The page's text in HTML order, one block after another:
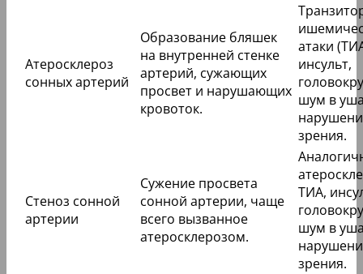
Атеросклероз
сонных артерий
Образование бляшек
на внутренней стенке
артерий, сужающих
просвет и нарушающих
кровоток.
атаки
инсульт,
шум в
зрения.
Стеноз сонной
артерии
Сужение просвета
сонной артерии, чаще
всего вызванное
атеросклерозом.
ТИА,
шум в
зрения.